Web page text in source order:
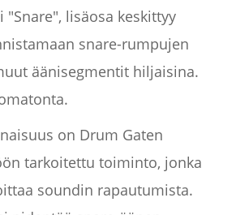
lisäosa keskittyy
snare-rumpujen
äänisegmentit hiljaisina.
on Drum Gaten
tarkoitettu toiminto, jonka
soundin rapautumista.